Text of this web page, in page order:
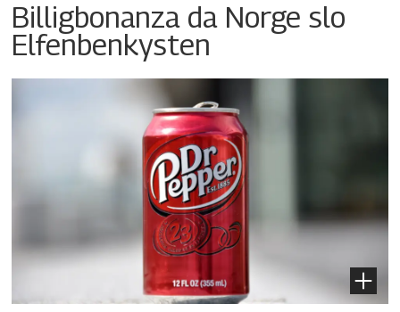
Billigbonanza da Norge slo
Elfenbenkysten